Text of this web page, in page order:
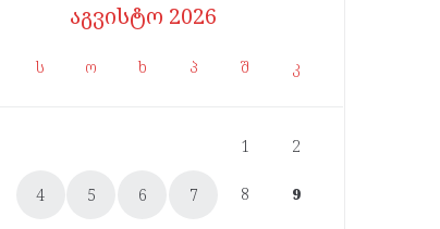
აგვისტო 2026
ს ო ხ პ შ კ
1 2
4 5 6 7 8 9